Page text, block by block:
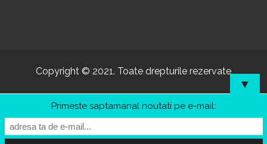
Copyright © 2021. Toate drepturile rezervate
▼
Primeste saptamanal noutati pe e-mail: